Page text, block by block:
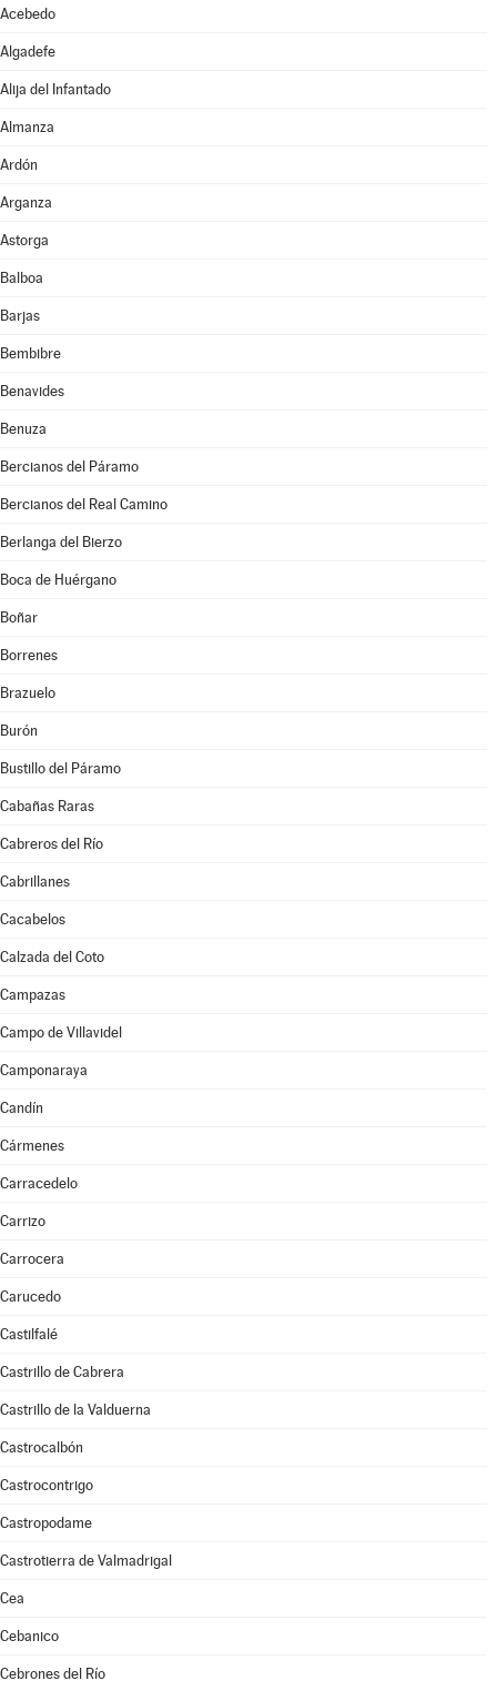
Acebedo
Algadefe
Alija del Infantado
Almanza
Ardón
Arganza
Astorga
Balboa
Barjas
Bembibre
Benavides
Benuza
Bercianos del Páramo
Bercianos del Real Camino
Berlanga del Bierzo
Boca de Huérgano
Boñar
Borrenes
Brazuelo
Burón
Bustillo del Páramo
Cabañas Raras
Cabreros del Río
Cabrillanes
Cacabelos
Calzada del Coto
Campazas
Campo de Villavidel
Camponaraya
Candín
Cármenes
Carracedelo
Carrizo
Carrocera
Carucedo
Castilfalé
Castrillo de Cabrera
Castrillo de la Valduerna
Castrocalbón
Castrocontrigo
Castropodame
Castrotierra de Valmadrigal
Cea
Cebanico
Cebrones del Río